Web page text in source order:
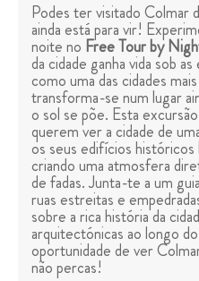
Podes ter visitado Colmar
ainda está para vir!
noite no Free Tour by
da cidade ganha vida sob
como uma das cidades
transforma-se num lugar
o sol se põe. Esta
querem ver a cidade de
os seus edifícios históricos
criando uma atmosfera
de fadas. Junta-te a um
ruas estreitas e
sobre a rica história da
arquitectónicas ao longo
oportunidade de ver
não percas!